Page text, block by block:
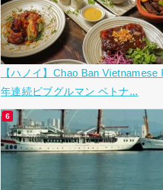
【ハノイ】Chao Ban Vietnamese
年連続ビブグルマン ベトナ...